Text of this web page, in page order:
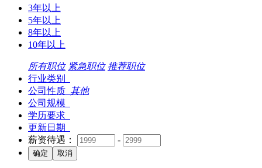
3年以上
5年以上
8年以上
10年以上
所有职位 紧急职位 推荐职位
行业类别
公司性质 其他
公司规模
学历要求
更新日期
薪资待遇：
-